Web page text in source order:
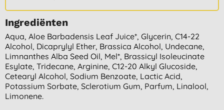
Ingrediënten
Aqua, Aloe Barbadensis Leaf Juice*, Glycerin, C14-22
Alcohol, Dicaprylyl Ether, Brassica Alcohol, Undecane,
Limnanthes Alba Seed Oil, Mel*, Brassicyl Isoleucinate
Esylate, Tridecane, Arginine, C12-20 Alkyl Glucoside,
Cetearyl Alcohol, Sodium Benzoate, Lactic Acid,
Potassium Sorbate, Sclerotium Gum, Parfum, Linalool,
Limonene.